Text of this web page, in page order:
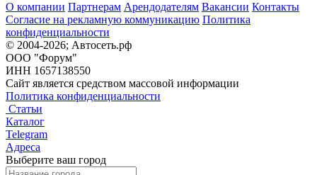
О компании Партнерам Арендодателям Вакансии Контакты
Согласие на рекламную коммуникацию Политика
конфиденциальности
© 2004-2026; Автосеть.рф
ООО "Форум"
ИНН 1657138550
Сайт является средством массовой информации
Политика конфиденциальности
Статьи
Каталог
Telegram
Адреса
Выберите ваш город